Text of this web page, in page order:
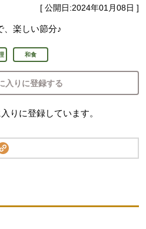
[ 公開日:2024年01月08日 ]
、楽しい節分♪
和食
入りに登録する
りに登録しています。